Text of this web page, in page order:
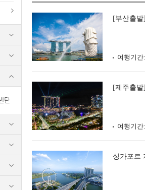
탄
[부산출
여행기간:
[제주출
여행기간:
싱가포르